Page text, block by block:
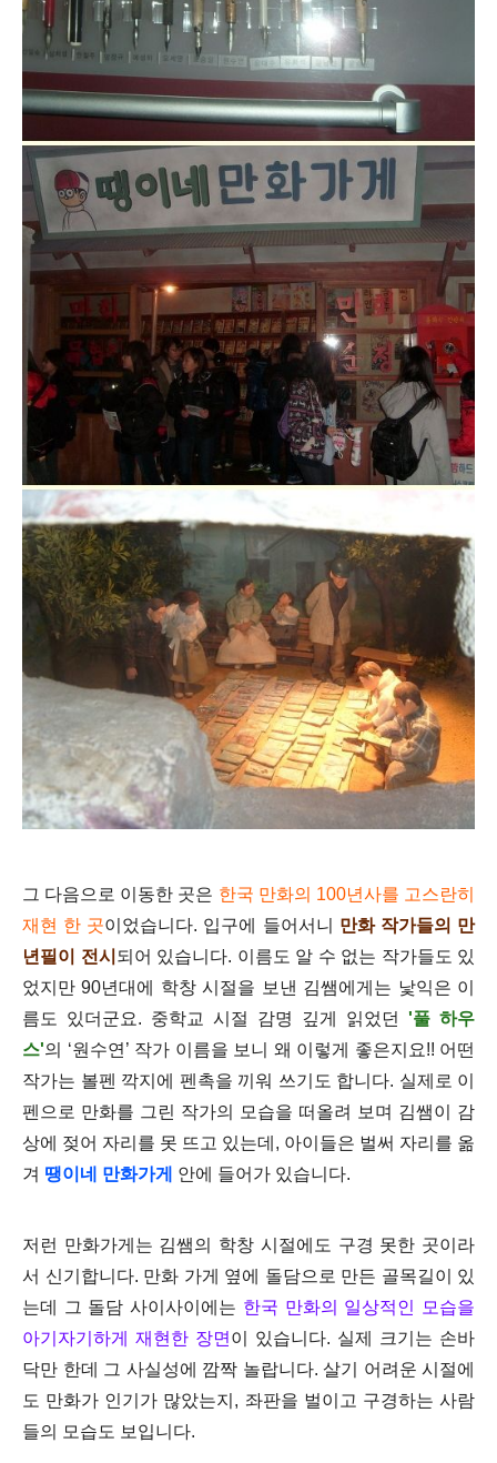
그 다음으로 이동한 곳은 한국 만화의 100년사를 고스란히
재현 한 곳이었습니다. 입구에 들어서니 만화 작가들의 만
년필이 전시 되어 있습니다. 이름도 알 수 없는 작가들도 있
었지만 90년대에 학창 시절을 보낸 김쌤에게는 낯익은 이
름도 있더군요. 중학교 시절 감명 깊게 읽었던 '풀 하우
스'의 ‘원수연’ 작가 이름을 보니 왜 이렇게 좋은지요!! 어떤
작가는 볼펜 깍지에 펜촉을 끼워 쓰기도 합니다. 실제로 이
펜으로 만화를 그린 작가의 모습을 떠올려 보며 김쌤이 감
상에 젖어 자리를 못 뜨고 있는데, 아이들은 벌써 자리를 옮
겨 땡이네 만화가게 안에 들어가 있습니다.
저런 만화가게는 김쌤의 학창 시절에도 구경 못한 곳이라
서 신기합니다. 만화 가게 옆에 돌담으로 만든 골목길이 있
는데 그 돌담 사이사이에는 한국 만화의 일상적인 모습을
아기자기하게 재현한 장면 이 있습니다. 실제 크기는 손바
닥만 한데 그 사실성에 깜짝 놀랍니다. 살기 어려운 시절에
도 만화가 인기가 많았는지, 좌판을 벌이고 구경하는 사람
들의 모습도 보입니다.